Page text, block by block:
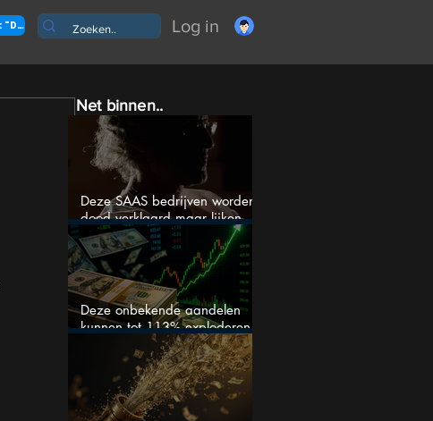
Profiteer nu van 50% korting met de kortingscode: "DANK" Log in
Net binnen..
Deze SAAS bedrijven worden
dood verklaard maar lijken
springlevend
Deze onbekende aandelen
kunnen tot 113% exploderen
(één springt eruit)